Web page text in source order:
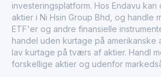
investeringsplatform. Hos Endavu
aktier i Ni Hsin Group Bhd, og handle
ETF'er og andre finansielle
handel uden kurtage på amerikanske
lav kurtage på tværs af aktier. Handl
forskellige aktier og udenfor